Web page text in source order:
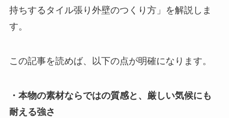
持ちするタイル張り外壁のつくり方」を解説しま
す。
この記事を読めば、以下の点が明確になります。
・本物の素材ならではの質感と、厳しい気候にも
耐える強さ